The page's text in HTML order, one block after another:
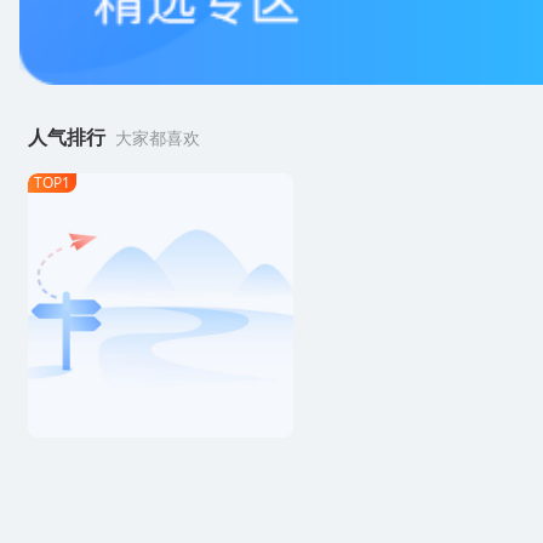
人气排行 大家都喜欢
TOP1